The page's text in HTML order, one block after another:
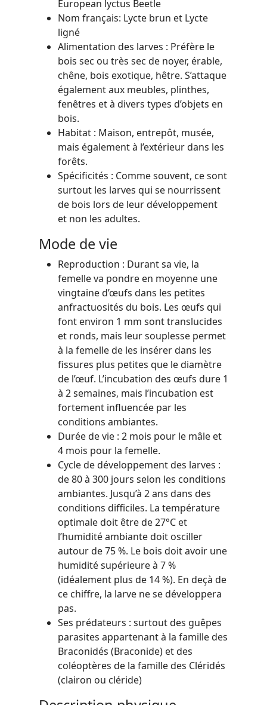
European lyctus Beetle
Nom français: Lycte brun et Lycte
ligné
Alimentation des larves : Préfère le
bois sec ou très sec de noyer, érable,
chêne, bois exotique, hêtre. S’attaque
également aux meubles, plinthes,
fenêtres et à divers types d’objets en
bois.
Habitat : Maison, entrepôt, musée,
mais également à l’extérieur dans les
forêts.
Spécificités : Comme souvent, ce sont
surtout les larves qui se nourrissent
de bois lors de leur développement
et non les adultes.
Mode de vie
Reproduction : Durant sa vie, la
femelle va pondre en moyenne une
vingtaine d’œufs dans les petites
anfractuosités du bois. Les œufs qui
font environ 1 mm sont translucides
et ronds, mais leur souplesse permet
à la femelle de les insérer dans les
fissures plus petites que le diamètre
de l’œuf. L’incubation des œufs dure 1
à 2 semaines, mais l’incubation est
fortement influencée par les
conditions ambiantes.
Durée de vie : 2 mois pour le mâle et
4 mois pour la femelle.
Cycle de développement des larves :
de 80 à 300 jours selon les conditions
ambiantes. Jusqu’à 2 ans dans des
conditions difficiles. La température
optimale doit être de 27°C et
l’humidité ambiante doit osciller
autour de 75 %. Le bois doit avoir une
humidité supérieure à 7 %
(idéalement plus de 14 %). En deçà de
ce chiffre, la larve ne se développera
pas.
Ses prédateurs : surtout des guêpes
parasites appartenant à la famille des
Braconidés (Braconide) et des
coléoptères de la famille des Cléridés
(clairon ou cléride)